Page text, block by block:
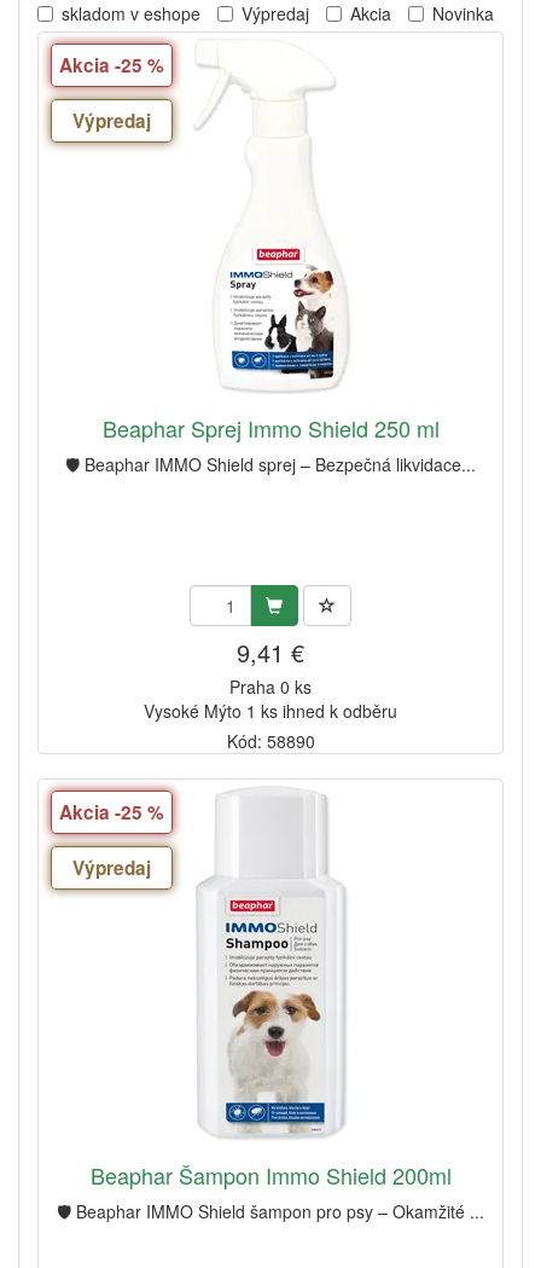
skladom v eshope Výpredaj Akcia Novinka
Akcia -25 %
Výpredaj
Beaphar Sprej Immo Shield 250 ml
🛡️ Beaphar IMMO Shield sprej – Bezpečná likvidace...
9,41 €
Praha 0 ks
Vysoké Mýto 1 ks ihned k odběru
Kód: 58890
Akcia -25 %
Výpredaj
Beaphar Šampon Immo Shield 200ml
🛡️ Beaphar IMMO Shield šampon pro psy – Okamžité ...